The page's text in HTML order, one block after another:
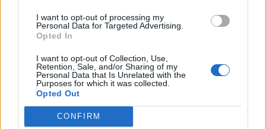
I want to opt-out of processing my
Personal Data for Targeted Advertising.
Opted In
I want to opt-out of Collection, Use,
Retention, Sale, and/or Sharing of my
Personal Data that Is Unrelated with the
Purposes for which it was collected.
Opted Out
CONFIRM
SOUVISEJÍCÍ ČLÁNKY
VÍCE OD AUTORA
Parkovací dům jako levná garáž? Opozice
zpochybňuje jeho využití